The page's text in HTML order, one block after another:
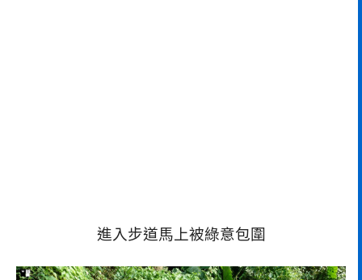
進入步道馬上被綠意包圍